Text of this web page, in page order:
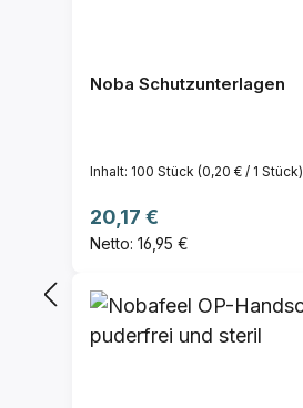
Noba Schutzunterlagen
Inhalt: 100 Stück (0,20 € / 1 Stück)
Regulärer Preis:
20,17 €
Netto: 16,95 €